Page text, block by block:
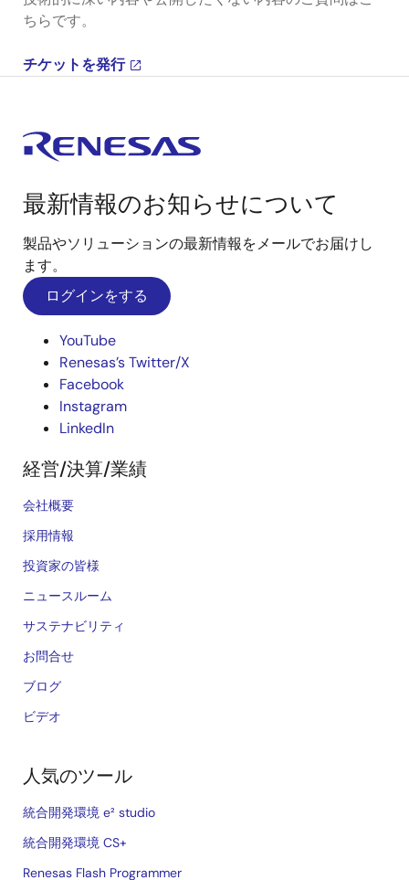
ちらです。
チケットを発行
最新情報のお知らせについて
製品やソリューションの最新情報をメールでお届けし
ます。
ログインをする
YouTube
Renesas’s Twitter/X
Facebook
Instagram
LinkedIn
経営/決算/業績
会社概要
採用情報
投資家の皆様
ニュースルーム
サステナビリティ
お問合せ
ブログ
ビデオ
人気のツール
統合開発環境 e² studio
統合開発環境 CS+
Renesas Flash Programmer